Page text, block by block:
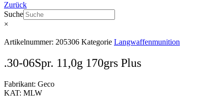
Zurück
Suche
×
Artikelnummer: 205306 Kategorie Langwaffenmunition
.30-06Spr. 11,0g 170grs Plus
Fabrikant: Geco
KAT: MLW